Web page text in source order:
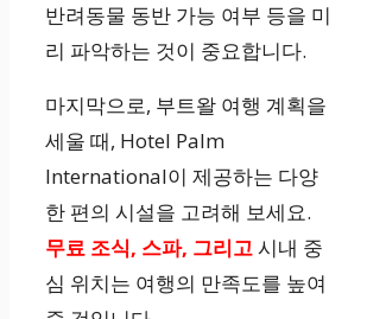
반려동물 동반 가능 여부 등을 미
리 파악하는 것이 중요합니다.
마지막으로, 부트왈 여행 계획을
세울 때, Hotel Palm
International이 제공하는 다양
한 편의 시설을 고려해 보세요.
무료 조식, 스파, 그리고시내 중
심 위치는 여행의 만족도를 높여